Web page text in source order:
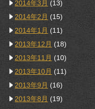
2014年3月 (13)
2014年2月 (15)
2014年1月 (11)
2013年12月 (18)
2013年11月 (10)
2013年10月 (11)
2013年9月 (16)
2013年8月 (19)